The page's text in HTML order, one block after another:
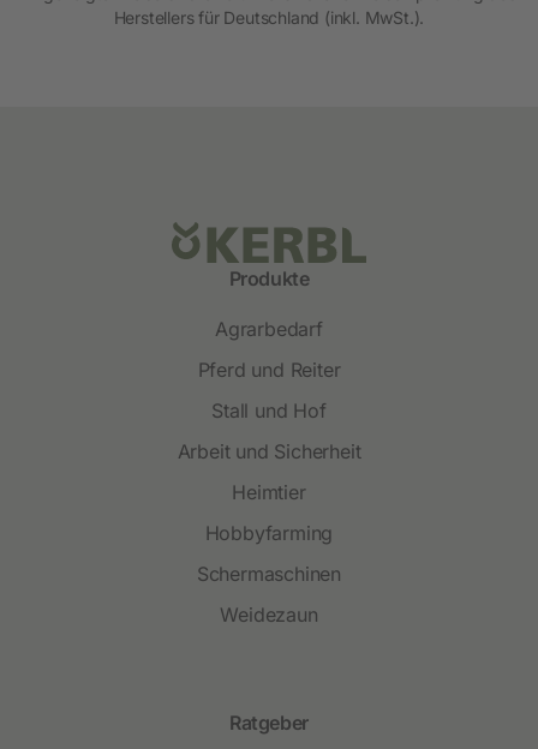
Herstellers für Deutschland (inkl. MwSt.).
Produkte
Agrarbedarf
Pferd und Reiter
Stall und Hof
Arbeit und Sicherheit
Heimtier
Hobbyfarming
Schermaschinen
Weidezaun
Ratgeber